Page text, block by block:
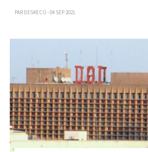
PAR DESKECO - 04 SEP 2021